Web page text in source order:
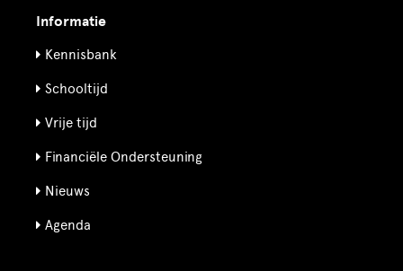
Informatie
Kennisbank
Schooltijd
Vrije tijd
Financiële Ondersteuning
Nieuws
Agenda